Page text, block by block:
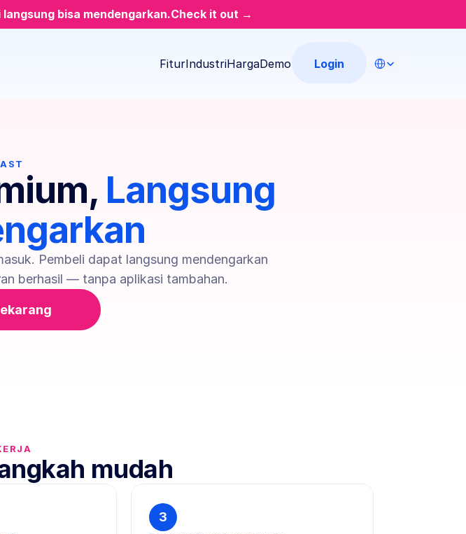
bisa mendengarkan.Check it out →
FiturIndustriHargaDemo Login
Langsung
Pembeli dapat langsung mendengarkan
berhasil — tanpa aplikasi tambahan.
mudah
3